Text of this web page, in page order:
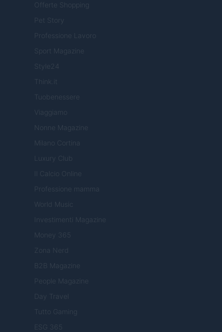
Offerte Shopping
Pet Story
Professione Lavoro
Sport Magazine
Style24
Think.it
Tuobenessere
Viaggiamo
Nonne Magazine
Milano Cortina
Luxury Club
Il Calcio Online
Professione mamma
World Music
Investimenti Magazine
Money 365
Zona Nerd
B2B Magazine
People Magazine
Day Travel
Tutto Gaming
ESG 365